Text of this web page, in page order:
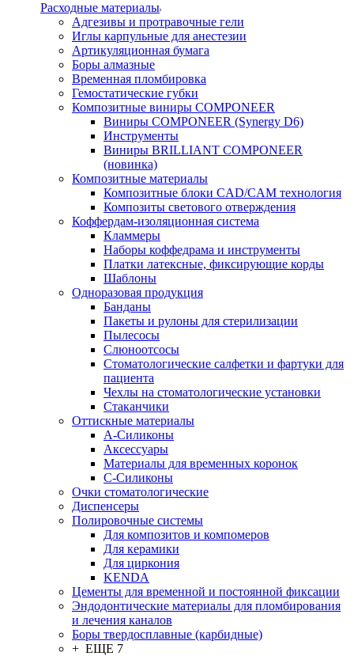
Расходные материалы
Адгезивы и протравочные гели
Иглы карпульные для анестезии
Артикуляционная бумага
Боры алмазные
Временная пломбировка
Гемостатические губки
Композитные виниры COMPONEER
Виниры COMPONEER (Synergy D6)
Инструменты
Виниры BRILLIANT COMPONEER
(новинка)
Композитные материалы
Композитные блоки CAD/СAM технология
Композиты светового отверждения
Коффердам-изоляционная система
Кламмеры
Наборы коффедрама и инструменты
Платки латексные, фиксирующие корды
Шаблоны
Одноразовая продукция
Банданы
Пакеты и рулоны для стерилизации
Пылесосы
Слюноотсосы
Стоматологические салфетки и фартуки для
пациента
Чехлы на стоматологические установки
Стаканчики
Оттискные материалы
А-Силиконы
Аксессуары
Материалы для временных коронок
С-Силиконы
Очки стоматологические
Диспенсеры
Полировочные системы
Для композитов и компомеров
Для керамики
Для циркония
KENDA
Цементы для временной и постоянной фиксации
Эндодонтические материалы для пломбирования
и лечения каналов
Боры твердосплавные (карбидные)
+ ЕЩЕ 7